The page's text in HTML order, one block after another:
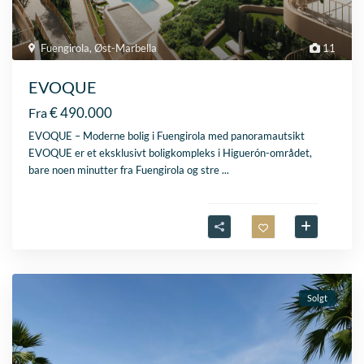
11
Fuengirola,Øst-Marbella
EVOQUE
Fra€ 490.000
EVOQUE – Moderne bolig i Fuengirola med panoramautsikt
EVOQUE er et eksklusivt boligkompleks i Higuerón-området,
bare noen minutter fra Fuengirola og stre...
Solgt